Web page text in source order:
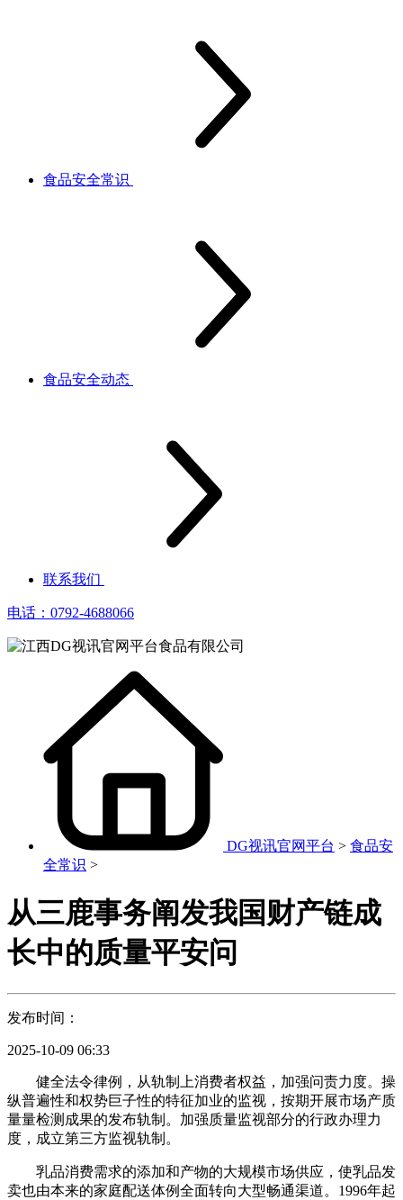
食品安全常识
食品安全动态
联系我们
电话：0792-4688066
DG视讯官网平台 > 食品安
全常识 >
从三鹿事务阐发我国财产链成
长中的质量平安问
发布时间：
2025-10-09 06:33
健全法令律例，从轨制上消费者权益，加强问责力度。操
纵普遍性和权势巨子性的特征加业的监视，按期开展市场产质
量量检测成果的发布轨制。加强质量监视部分的行政办理力
度，成立第三方监视轨制。
乳品消费需求的添加和产物的大规模市场供应，使乳品发
卖也由本来的家庭配送体例全面转向大型畅通渠道。1996年起